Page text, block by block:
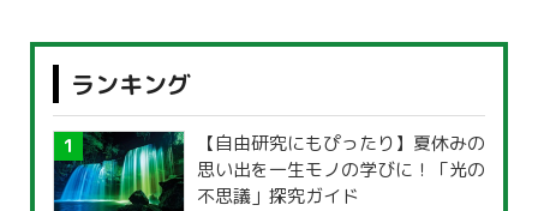
ランキング
【自由研究にもぴったり】夏休みの
思い出を一生モノの学びに！「光の
不思議」探究ガイド